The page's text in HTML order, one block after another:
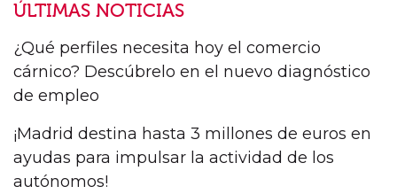
ÚLTIMAS NOTICIAS
¿Qué perfiles necesita hoy el comercio
cárnico? Descúbrelo en el nuevo diagnóstico
de empleo
¡Madrid destina hasta 3 millones de euros en
ayudas para impulsar la actividad de los
autónomos!